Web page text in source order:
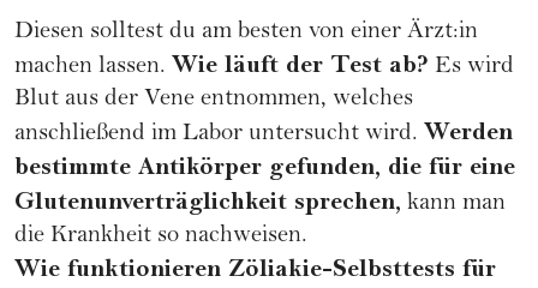
Diesen solltest du am besten von einer Ärzt:in
machen lassen. Wie läuft der Test ab? Es wird
Blut aus der Vene entnommen, welches
anschließend im Labor untersucht wird. Werden
bestimmte Antikörper gefunden, die für eine
Glutenunverträglichkeit sprechen, kann man
die Krankheit so nachweisen.
Wie funktionieren Zöliakie-Selbsttests für